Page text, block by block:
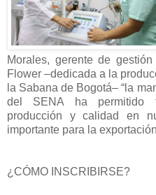
Morales, gerente de
Flower –dedicada a la
la Sabana de Bogotá– “la
del SENA ha permitido
producción y calidad en
importante para la
¿CÓMO INSCRIBIRSE?